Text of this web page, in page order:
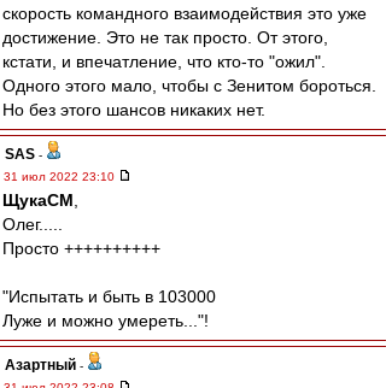
скорость командного взаимодействия это уже
достижение. Это не так просто. От этого,
кстати, и впечатление, что кто-то "ожил".
Одного этого мало, чтобы с Зенитом бороться.
Но без этого шансов никаких нет.
SAS -
31 июл 2022 23:10
ЩукаСМ
Олег.....
Просто ++++++++++
"Испытать и быть в 103000
Луже и можно умереть..."!
Азартный -